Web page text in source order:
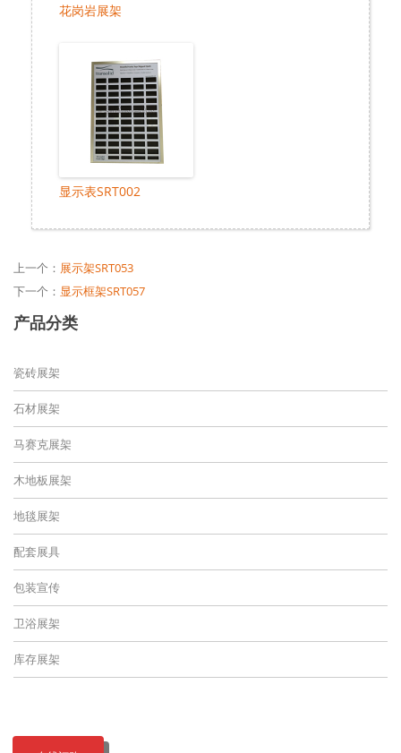
花岗岩展架
显示表SRT002
上一个： 展示架SRT053
下一个： 显示框架SRT057
产品分类
瓷砖展架
石材展架
马赛克展架
木地板展架
地毯展架
配套展具
包装宣传
卫浴展架
库存展架